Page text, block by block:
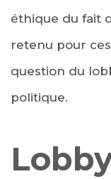
éthique du fait
retenu pour
question du
politique.